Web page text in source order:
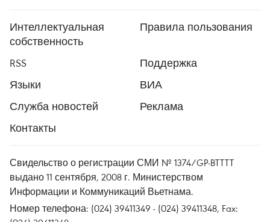
Интеллектуальная
собственность
Правила пользования
RSS
Поддержка
Языки
ВИА
Служба новостей
Реклама
Контакты
Свидельство о регистрации СМИ № 1374/GP-BTTTT
выдано 11 сентября, 2008 г. Министерством
Информации и Коммуникаций Вьетнама.
Номер телефона: (024) 39411349 - (024) 39411348, Fax: